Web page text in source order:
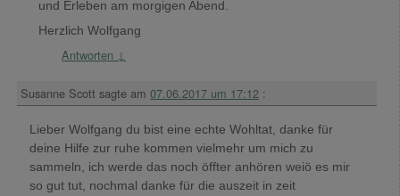
und Erleben am morgigen Abend.
Herzlich Wolfgang
Antworten ↓
Susanne Scott sagte am 07.06.2017 um 17:12 :
Lieber Wolfgang du bist eine echte Wohltat, danke für
deine Hilfe zur ruhe kommen vielmehr um mich zu
sammeln, ich werde das noch öffter anhören weiö es mir
so gut tut, nochmal danke für die auszeit in zeit